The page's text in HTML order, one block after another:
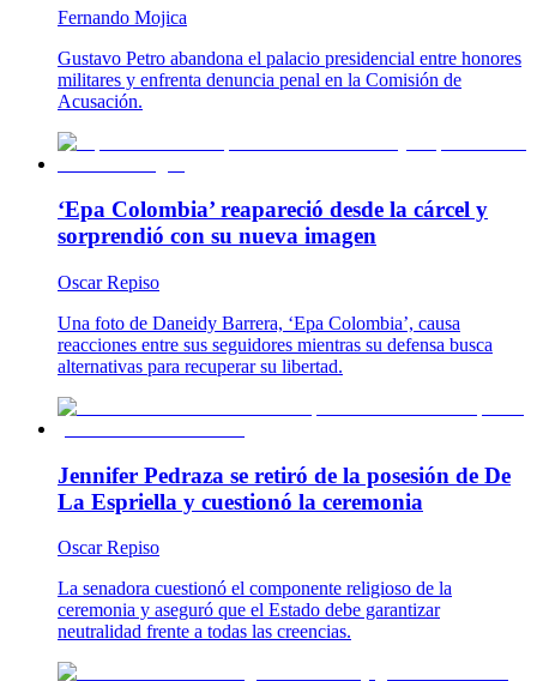
Fernando Mojica
Gustavo Petro abandona el palacio presidencial entre honores
militares y enfrenta denuncia penal en la Comisión de
Acusación.
‘Epa Colombia’ reapareció desde la cárcel y
sorprendió con su nueva imagen
Oscar Repiso
Una foto de Daneidy Barrera, ‘Epa Colombia’, causa
reacciones entre sus seguidores mientras su defensa busca
alternativas para recuperar su libertad.
Jennifer Pedraza se retiró de la posesión de De
La Espriella y cuestionó la ceremonia
Oscar Repiso
La senadora cuestionó el componente religioso de la
ceremonia y aseguró que el Estado debe garantizar
neutralidad frente a todas las creencias.